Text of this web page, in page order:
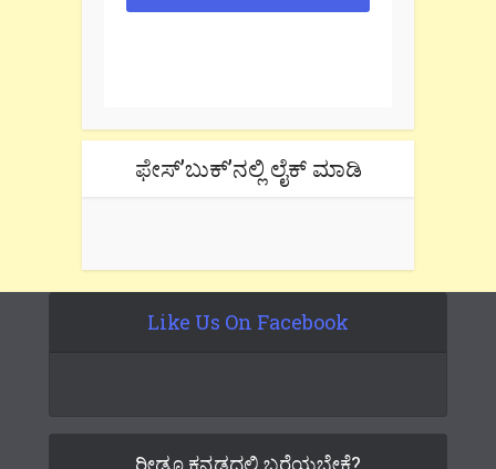
ಫೇಸ್’ಬುಕ್’ನಲ್ಲಿ ಲೈಕ್ ಮಾಡಿ
Like Us On Facebook
ರೀಡೂ ಕನ್ನಡದಲ್ಲಿ ಬರೆಯಬೇಕೆ?